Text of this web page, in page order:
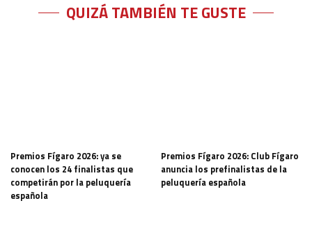
QUIZÁ TAMBIÉN TE GUSTE
Premios Fígaro 2026: ya se
conocen los 24 finalistas que
competirán por la peluquería
española
Premios Fígaro 2026: Club Fígaro
anuncia los prefinalistas de la
peluquería española